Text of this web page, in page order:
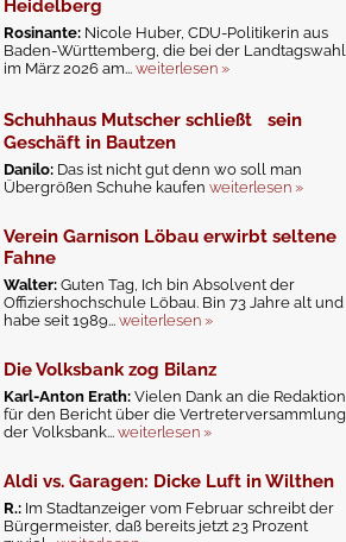
Heidelberg
Rosinante: Nicole Huber, CDU-Politikerin aus
Baden-Württemberg, die bei der Landtagswahl
im März 2026 am...weiterlesen »
Schuhhaus Mutscher schließt sein
Geschäft in Bautzen
Danilo: Das ist nicht gut denn wo soll man
Übergrößen Schuhe kaufenweiterlesen »
Verein Garnison Löbau erwirbt seltene
Fahne
Walter:Guten Tag, Ich bin Absolvent der
Offiziershochschule Löbau. Bin 73 Jahre alt und
habe seit 1989...weiterlesen »
Die Volksbank zog Bilanz
Karl-Anton Erath:Vielen Dank an die Redaktion
für den Bericht über die Vertreterversammlung
der Volksbank...weiterlesen »
Aldi vs. Garagen: Dicke Luft in Wilthen
R.: Im Stadtanzeiger vom Februar schreibt der
Bürgermeister, daß bereits jetzt 23 Prozent